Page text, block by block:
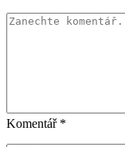
Komentář *